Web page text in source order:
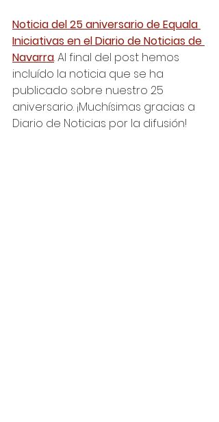
Noticia del 25 aniversario de Equala
Iniciativas en el Diario de Noticias de
Navarra.Al final del post hemos
incluído la noticia que se ha
publicado sobre nuestro 25
aniversario. ¡Muchísimas gracias a
Diario de Noticias por la difusión!